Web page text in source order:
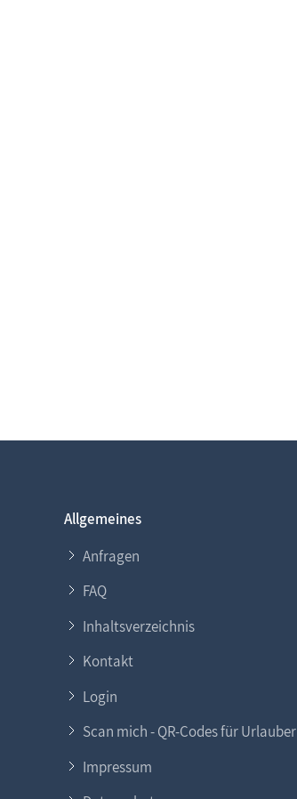
Allgemeines
Anfragen
FAQ
Inhaltsverzeichnis
Kontakt
Login
Scan mich - QR-Codes für Urlauber
Impressum